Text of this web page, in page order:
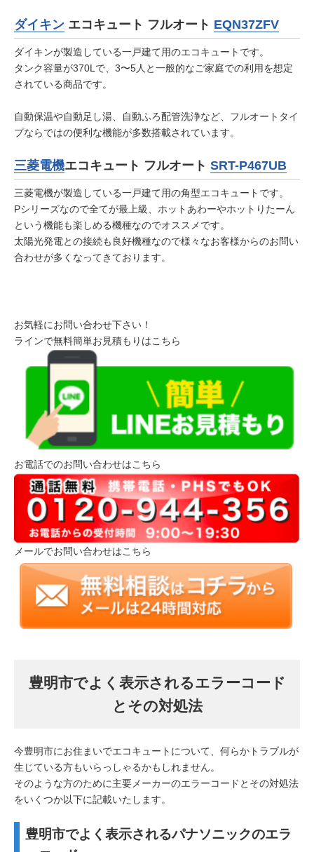
ダイキン エコキュート フルオート EQN37ZFV
ダイキンが製造している一戸建て用のエコキュートです。
タンク容量が370Lで、3〜5人と一般的なご家庭での利用を想定
されている商品です。
自動保温や自動足し湯、自動ふろ配管洗浄など、フルオートタイ
プならではの便利な機能が多数搭載されています。
三菱電機エコキュート フルオート SRT-P467UB
三菱電機が製造している一戸建て用の角型エコキュートです。
Pシリーズなので全てが最上級、ホットあわーやホットりたーん
という機能も楽しめる機種なのでオススメです。
太陽光発電との接続も良好機種なので様々なお客様からのお問い
合わせが多くなってきております。
お気軽にお問い合わせ下さい！
ラインで無料簡単お見積もりはこちら
お電話でのお問い合わせはこちら
メールでお問い合わせはこちら
豊明市でよく表示されるエラーコード
とその対処法
今豊明市にお住まいでエコキュートについて、何らかトラブルが
生じている方もいらっしゃるかもしれません。
そのような方のために主要メーカーのエラーコードとその対処法
をいくつか以下に記載いたします。
豊明市でよく表示されるパナソニックのエラ